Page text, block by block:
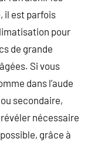
il est parfois
pour
de grande
Si vous
dans l’aude
secondaire,
nécessaire
grâce à